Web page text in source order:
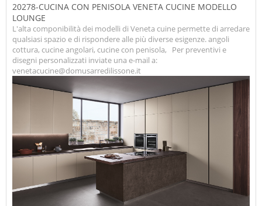
20278-CUCINA CON PENISOLA VENETA CUCINE MODELLO
LOUNGE
L'alta componibilità dei modelli di Veneta cuine permette di arredare
qualsiasi spazio e di rispondere alle più diverse esigenze. angoli
cottura, cucine angolari, cucine con penisola, Per preventivi e
disegni personalizzati inviate una e-mail a:
venetacucine@domusarredilissone.it